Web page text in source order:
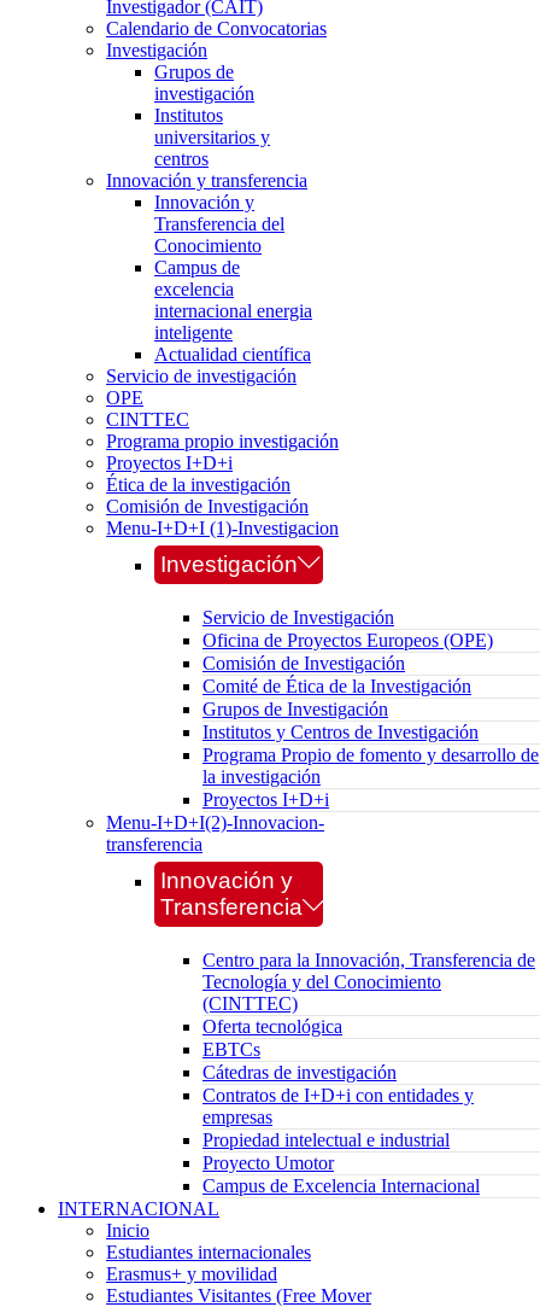
Investigador (CAIT)
Calendario de Convocatorias
Investigación
Grupos de
investigación
Institutos
universitarios y
centros
Innovación y transferencia
Innovación y
Transferencia del
Conocimiento
Campus de
excelencia
internacional energia
inteligente
Actualidad científica
Servicio de investigación
OPE
CINTTEC
Programa propio investigación
Proyectos I+D+i
Ética de la investigación
Comisión de Investigación
Menu-I+D+I (1)-Investigacion
Investigación
Servicio de Investigación
Oficina de Proyectos Europeos (OPE)
Comisión de Investigación
Comité de Ética de la Investigación
Grupos de Investigación
Institutos y Centros de Investigación
Programa Propio de fomento y desarrollo de
la investigación
Proyectos I+D+i
Menu-I+D+I(2)-Innovacion-
transferencia
Innovación y
Transferencia
Centro para la Innovación, Transferencia de
Tecnología y del Conocimiento
(CINTTEC)
Oferta tecnológica
EBTCs
Cátedras de investigación
Contratos de I+D+i con entidades y
empresas
Propiedad intelectual e industrial
Proyecto Umotor
Campus de Excelencia Internacional
INTERNACIONAL
Inicio
Estudiantes internacionales
Erasmus+ y movilidad
Estudiantes Visitantes (Free Mover